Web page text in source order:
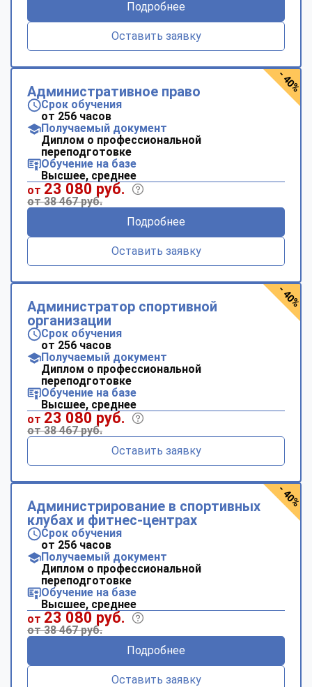
Подробнее
Оставить заявку
Административное право
Срок обучения
от 256 часов
Получаемый документ
Диплом о профессиональной
переподготовке
Обучение на базе
Высшее, среднее
от 23 080 руб.
от 38 467 руб.
Подробнее
Оставить заявку
- 40%
Администратор спортивной
организации
Срок обучения
от 256 часов
Получаемый документ
Диплом о профессиональной
переподготовке
Обучение на базе
Высшее, среднее
от 23 080 руб.
от 38 467 руб.
Оставить заявку
- 40%
Администрирование в спортивных
клубах и фитнес-центрах
Срок обучения
от 256 часов
Получаемый документ
Диплом о профессиональной
переподготовке
Обучение на базе
Высшее, среднее
от 23 080 руб.
от 38 467 руб.
Подробнее
Оставить заявку
- 40%